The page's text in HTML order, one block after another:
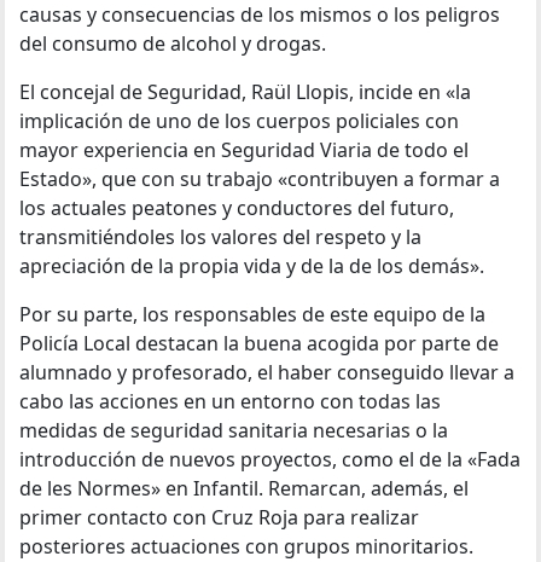
causas y consecuencias de los mismos o los peligros
del consumo de alcohol y drogas.
El concejal de Seguridad, Raül Llopis, incide en «la
implicación de uno de los cuerpos policiales con
mayor experiencia en Seguridad Viaria de todo el
Estado», que con su trabajo «contribuyen a formar a
los actuales peatones y conductores del futuro,
transmitiéndoles los valores del respeto y la
apreciación de la propia vida y de la de los demás».
Por su parte, los responsables de este equipo de la
Policía Local destacan la buena acogida por parte de
alumnado y profesorado, el haber conseguido llevar a
cabo las acciones en un entorno con todas las
medidas de seguridad sanitaria necesarias o la
introducción de nuevos proyectos, como el de la «Fada
de les Normes» en Infantil. Remarcan, además, el
primer contacto con Cruz Roja para realizar
posteriores actuaciones con grupos minoritarios.